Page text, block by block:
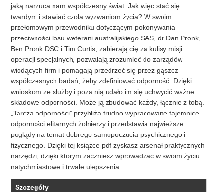
jaką narzuca nam współczesny świat. Jak więc stać się
twardym i stawiać czoła wyzwaniom życia? W swoim
przełomowym przewodniku dotyczącym pokonywania
przeciwności losu weterani australijskiego SAS, dr Dan Pronk,
Ben Pronk DSC i Tim Curtis, zabierają cię za kulisy misji
operacji specjalnych, pozwalają zrozumieć do zarządów
wiodących firm i pomagają przedrzeć się przez gąszcz
współczesnych badań, żeby zdefiniować odporność. Dzięki
wnioskom ze służby i poza nią udało im się uchwycić ważne
składowe odporności. Może ją zbudować każdy, łącznie z tobą.
„Tarcza odporności” przybliża trudno wypracowane tajemnice
odporności elitarnych żołnierzy i przedstawia najwieższe
poglądy na temat dobrego samopoczucia psychicznego i
fizycznego. Dzięki tej książce pdf zyskasz arsenał praktycznych
narzędzi, dzięki którym zaczniesz wprowadzać w swoim życiu
natychmiastowe i trwałe ulepszenia.
Szczegóły